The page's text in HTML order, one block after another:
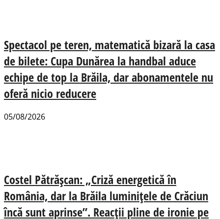
Spectacol pe teren, matematică bizară la casa
de bilete: Cupa Dunărea la handbal aduce
echipe de top la Brăila, dar abonamentele nu
oferă nicio reducere
05/08/2026
Costel Pătrășcan: „Criză energetică în
România, dar la Brăila luminițele de Crăciun
încă sunt aprinse”. Reacții pline de ironie pe